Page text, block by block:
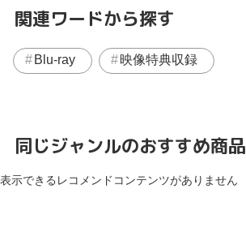
関連ワードから探す
Blu-ray 映像特典収録
同じジャンルのおすすめ商品
表示できるレコメンドコンテンツがありません